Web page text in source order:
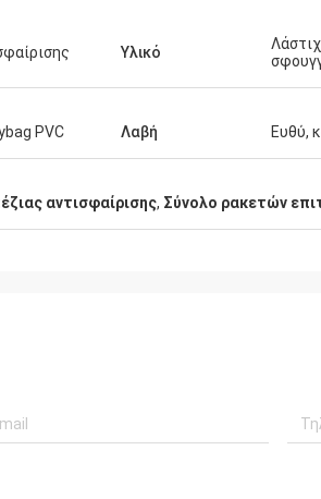
πίνακες και τα ρόπαλά μας
Υλικό
PVC Λαβή Ευθύ,
αντισφαίρισης, Σύνολο ρακετών